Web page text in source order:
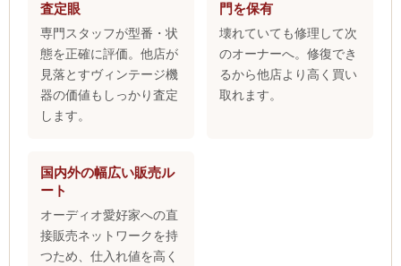
査定眼
専門スタッフが型番・状
態を正確に評価。他店が
見落とすヴィンテージ機
器の価値もしっかり査定
します。
門を保有
壊れていても修理して次
のオーナーへ。修復でき
るから他店より高く買い
取れます。
国内外の幅広い販売ル
ート
オーディオ愛好家への直
接販売ネットワークを持
つため、仕入れ値を高く